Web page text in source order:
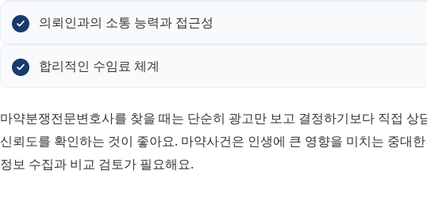
의뢰인과의 소통 능력과 접근성
합리적인 수임료 체계
마약분쟁전문변호사를 찾을 때는 단순히 광고만 보고 결정하기보다 직접 상
신뢰도를 확인하는 것이 좋아요. 마약사건은 인생에 큰 영향을 미치는 중대
정보 수집과 비교 검토가 필요해요.